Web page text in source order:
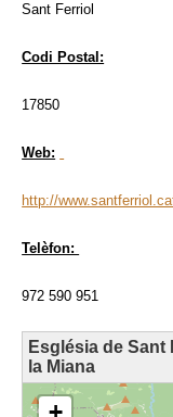
Sant Ferriol
Codi Postal:
17850
Web:
http://
Telèfon:
972 590 951
Església de Sant
la Miana
loading map - please wait...